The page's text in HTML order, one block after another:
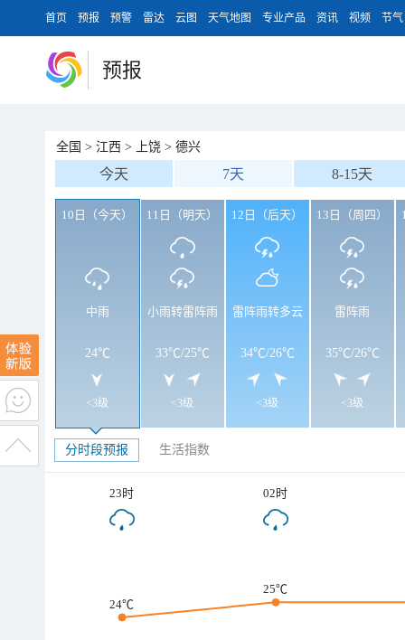
首页 预报 预警 雷达 云图 天气地图 专业产品 资讯 视频 节气
预报
全国 > 江西 > 上饶 > 德兴
今天 7天 8-15天
10日（今天）
中雨
24℃
<3级
11日（明天）
小雨转雷阵雨
33℃/25℃
<3级
12日（后天）
雷阵雨转多云
34℃/26℃
<3级
13日（周四）
雷阵雨
35℃/26℃
<3级
分时段预报 生活指数
23时 02时
24℃
25℃